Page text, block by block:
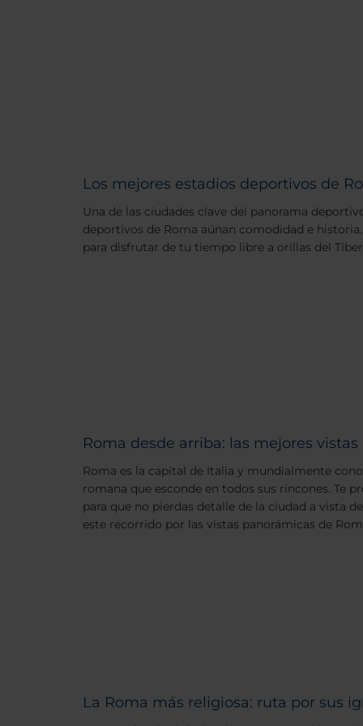
Los mejores estadios deportivos de
Una de las ciudades clave del panorama
deportivos de Roma aúnan comodidad e
para disfrutar de tu tiempo libre a orillas del
Roma desde arriba: las mejores
Roma es la capital de Italia y mundialmente
romana que esconde en todos sus rincones. Te
para que no pierdas detalle de la ciudad a vista
este recorrido por las vistas panorámicas de
La Roma más religiosa: ruta por sus